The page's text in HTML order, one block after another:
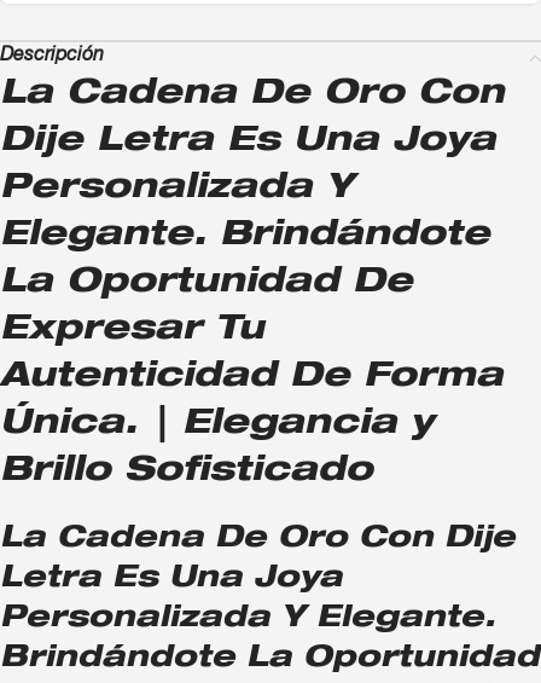
Descripción
La Cadena De Oro Con
Dije Letra Es Una Joya
Personalizada Y
Elegante. Brindándote
La Oportunidad De
Expresar Tu
Autenticidad De Forma
Única. | Elegancia y
Brillo Sofisticado
La Cadena De Oro Con Dije
Letra Es Una Joya
Personalizada Y Elegante.
Brindándote La Oportunidad